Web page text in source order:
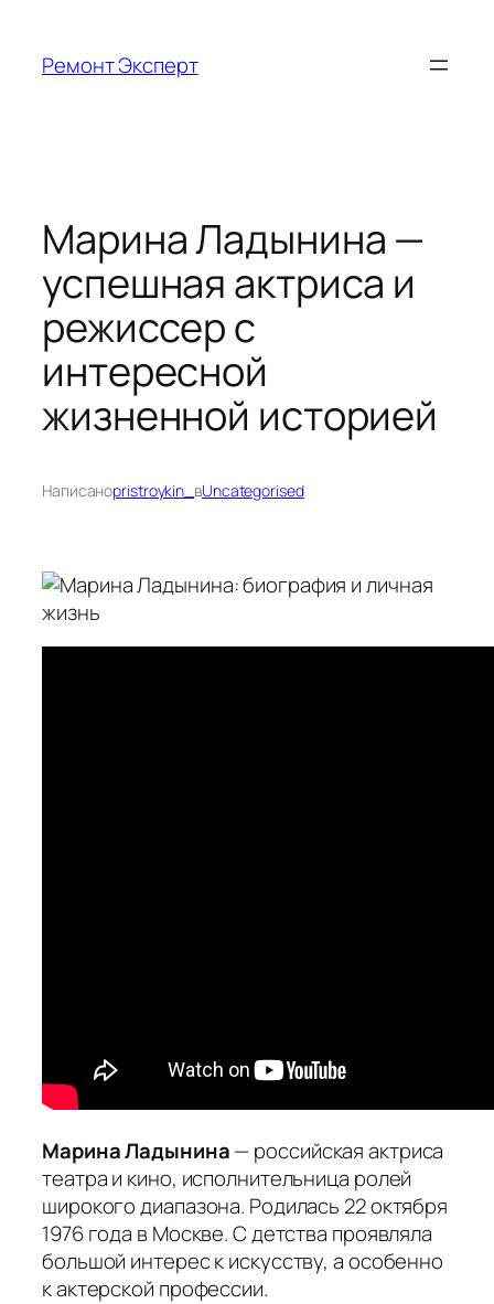
содержимому
Ремонт Эксперт
Марина Ладынина —
успешная актриса и
режиссер с
интересной
жизненной историей
Написаноpristroykin_ вUncategorised
Марина Ладынина— российская актриса
театра и кино, исполнительница ролей
широкого диапазона. Родилась 22 октября
1976 года в Москве. С детства проявляла
большой интерес к искусству, а особенно
к актерской профессии.